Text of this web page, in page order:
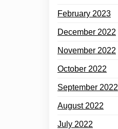
February 2023
December 2022
November 2022
October 2022
September 2022
August 2022
July 2022